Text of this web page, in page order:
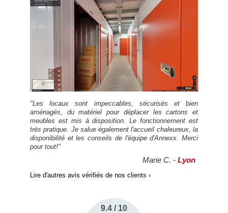
"Les locaux sont impeccables, sécurisés et bien
aménagés, du matériel pour déplacer les cartons et
meubles est mis à disposition. Le fonctionnement est
très pratique. Je salue également l'accueil chaleureux, la
disponibilité et les conseils de l'équipe d'Annexx. Merci
pour tout!"
Marie C. - Lyon
Lire d'autres avis vérifiés de nos clients ›
9.4 / 10